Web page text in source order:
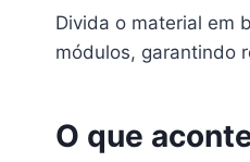
Divida o material em
módulos, garantindo
O que